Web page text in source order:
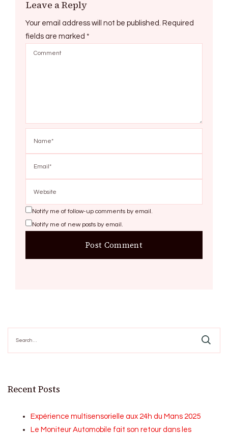
Leave a Reply
Your email address will not be published.
Required
fields are marked *
Notify me of follow-up comments by email.
Notify me of new posts by email.
for:
Recent Posts
Expérience multisensorielle aux 24h du Mans 2025
Le Moniteur Automobile fait son retour dans les